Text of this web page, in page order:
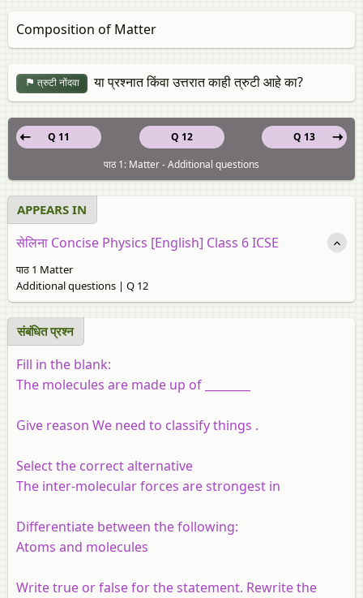
Composition of Matter
त्रुटी नोंदवा या प्रश्नात किंवा उत्तरात काही त्रुटी आहे का?
Q 12
Q 11
Q 13
पाठ 1: Matter - Additional questions
APPEARS IN
सेलिना Concise Physics [English] Class 6 ICSE
पाठ 1 Matter
Additional questions | Q 12
संबंधित प्रश्‍न
Fill in the blank:
The molecules are made up of
Give reason We need to classify things .
Select the correct alternative
The inter-molecular forces are strongest in
Differentiate between the following:
Atoms and molecules
Write true or false for the statement. Rewrite the